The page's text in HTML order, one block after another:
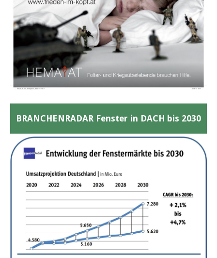
BRANCHENRADAR Fenster in DACH bis 2030